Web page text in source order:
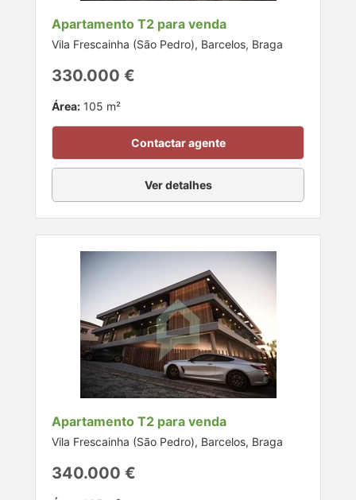
Apartamento T2 para venda
Vila Frescainha (São Pedro), Barcelos, Braga
330.000 €
Área: 105 m²
Contactar agente
Ver detalhes
Apartamento T2 para venda
Vila Frescainha (São Pedro), Barcelos, Braga
340.000 €